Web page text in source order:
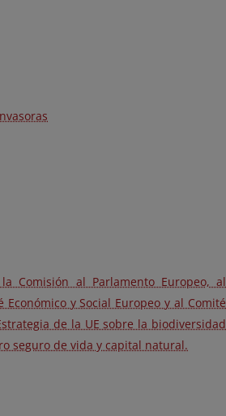
Comisión al Parlamento Europeo, al
Económico y Social Europeo y al Comité
de la UE sobre la biodiversidad
seguro de vida y capital natural.